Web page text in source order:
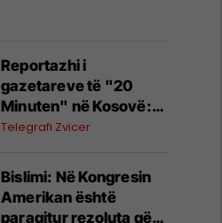
Reportazhi i
gazetareve të "20
Minuten" në Kosovë:
Nga mikpritja dhe jeta e
dasma me mbi 400 të
ftuar
Telegrafi Zvicer
Bislimi: Në Kongresin
Amerikan është
paraqitur rezoluta që